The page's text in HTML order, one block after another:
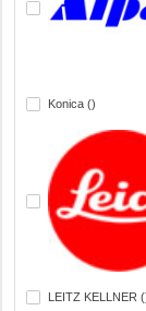
Konica ()
LEITZ KELLNER